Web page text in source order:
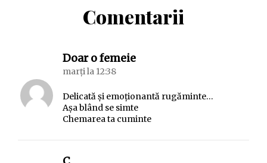
Comentarii
Doar o femeiespune:
marți la 12:38
Delicată și emoționantă rugăminte…
Așa blând se simte
Chemarea ta cuminte